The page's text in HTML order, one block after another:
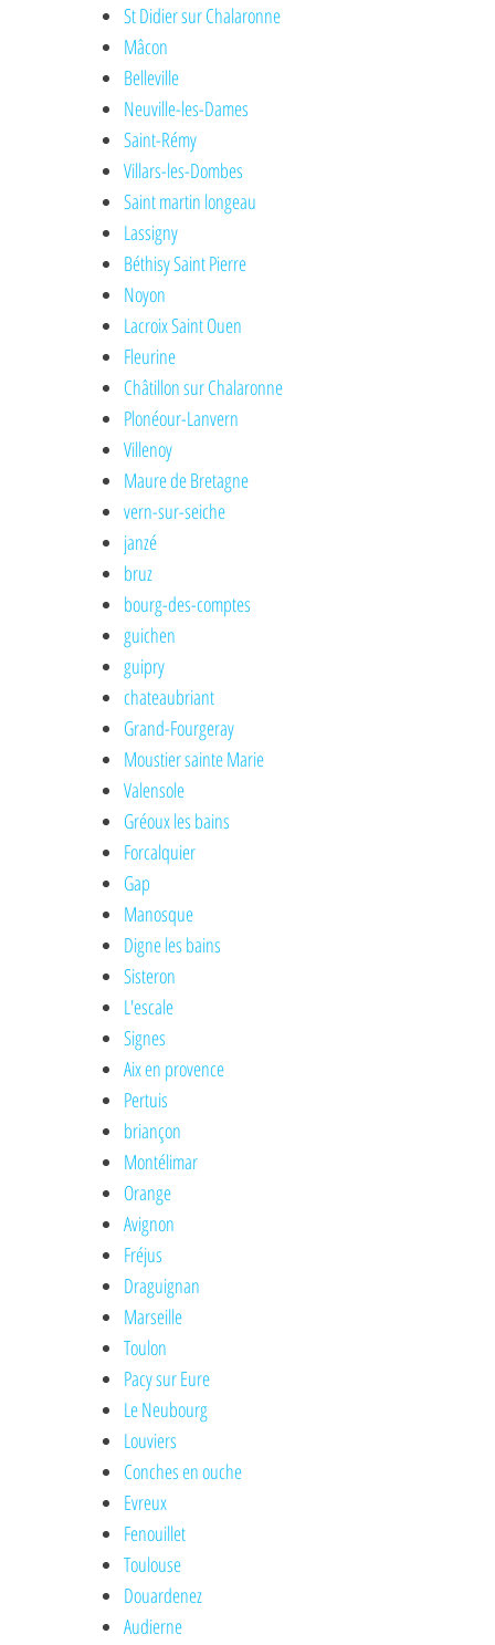
St Didier sur Chalaronne
Mâcon
Belleville
Neuville-les-Dames
Saint-Rémy
Villars-les-Dombes
Saint martin longeau
Lassigny
Béthisy Saint Pierre
Noyon
Lacroix Saint Ouen
Fleurine
Châtillon sur Chalaronne
Plonéour-Lanvern
Villenoy
Maure de Bretagne
vern-sur-seiche
janzé
bruz
bourg-des-comptes
guichen
guipry
chateaubriant
Grand-Fourgeray
Moustier sainte Marie
Valensole
Gréoux les bains
Forcalquier
Gap
Manosque
Digne les bains
Sisteron
L'escale
Signes
Aix en provence
Pertuis
briançon
Montélimar
Orange
Avignon
Fréjus
Draguignan
Marseille
Toulon
Pacy sur Eure
Le Neubourg
Louviers
Conches en ouche
Evreux
Fenouillet
Toulouse
Douardenez
Audierne